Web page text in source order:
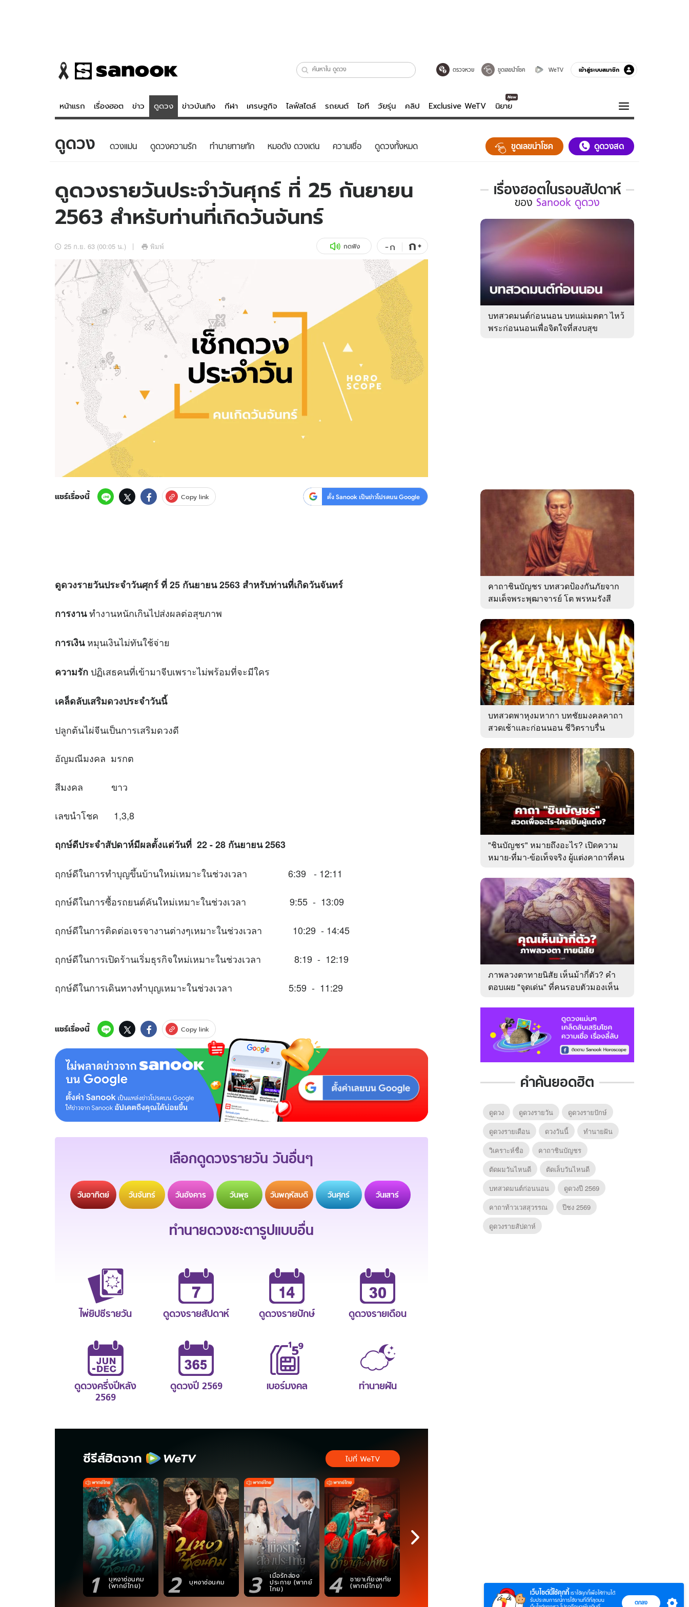
ตรวจหวย ขูดเลขนำโชค WeTV เข้าสู่ระบบสมาชิก
หน้าแรก เรื่องฮอต ข่าว ดูดวง ข่าวบันเทิง กีฬา เศรษฐกิจ ไลฟ์สไตล์ รถยนต์ ไอที วัยรุ่น คลิป Exclusive WeTV นิยาย
ข่าว
ข่าวบันเทิง
ข่าวกีฬา
ข่าวเศรษฐกิจ
อัปเดตจีน
เช็กข่าวชัวร์
ดูดวง - ตรวจหวย
สถิติหวยไทย
หวยลาว
ไลฟ์สไตล์
วัยรุ่น
ไอที
รถยนต์
สุขภาพ
Sanook Choice
ดูทีวี
WeTV
ความรู้รอบตัว
ฮาวทู
ดาวน์โหลดสนุกแอปฟรี ติดตามสนุกโซเชียลได้ที่
สงวนลิขสิทธิ์ ©2569 บริษัท อิมเมจ ฟิวเจอร์ (ประเทศไทย) จำกัด
ดูดวง ดวงแม่น ดูดวงความรัก ทํานายทายทัก หมอดัง ดวงเด่น ความเชื่อ ดูดวงทั้งหมด ขูดเลขนำโชค ดูดวงสด
ดูดวงรายวันประจำวันศุกร์ ที่ 25 กันยายน
2563 สำหรับท่านที่เกิดวันจันทร์
25 ก.ย. 63 (00:05 น.) พิมพ์ กดฟัง -ก ก+
แชร์เรื่องนี้ Copy link ตั้ง Sanook เป็นข่าวโปรดบน Google
ดูดวงรายวันประจำวันศุกร์ ที่ 25 กันยายน 2563 สำหรับท่านที่เกิดวันจันทร์
การงานทำงานหนักเกินไปส่งผลต่อสุขภาพ
การเงินหมุนเงินไม่ทันใช้จ่าย
ความรัก ปฏิเสธคนที่เข้ามาจีบเพราะไม่พร้อมที่จะมีใคร
เคล็ดลับเสริมดวงประจำวันนี้
ปลูกต้นไผ่จีนเป็นการเสริมดวงดี
อัญมณีมงคล มรกต
สีมงคล ขาว
เลขนำโชค 1,3,8
ฤกษ์ดีประจำสัปดาห์มีผลตั้งแต่วันที่ 22 - 28 กันยายน 2563
ฤกษ์ดีในการทำบุญขึ้นบ้านใหม่เหมาะในช่วงเวลา 6:39 - 12:11
ฤกษ์ดีในการซื้อรถยนต์คันใหม่เหมาะในช่วงเวลา 9:55 - 13:09
ฤกษ์ดีในการติดต่อเจรจางานต่างๆเหมาะในช่วงเวลา 10:29 - 14:45
ฤกษ์ดีในการเปิดร้านเริ่มธุรกิจใหม่เหมาะในช่วงเวลา 8:19 - 12:19
ฤกษ์ดีในการเดินทางทำบุญเหมาะในช่วงเวลา 5:59 - 11:29
แชร์เรื่องนี้ Copy link
เลือกดูดวงรายวัน วันอื่นๆ
วันอาทิตย์ วันจันทร์ วันอังคาร วันพุธ วันพฤหัสบดี วันศุกร์ วันเสาร์
ทำนายดวงชะตารูปแบบอื่น
ไพ่ยิปซีรายวัน ดูดวงรายสัปดาห์ ดูดวงรายปักษ์ ดูดวงรายเดือน
ดูดวงครึ่งปีหลัง
2569
ดูดวงปี 2569 เบอร์มงคล ทำนายฝัน
ซีรีส์ฮิตจาก
1 บุหงาซ่อนคม
(พากย์ไทย) 2 บุหงาซ่อนคม 3 เมื่อรักส่อง
ประกาย (พากย์
ไทย) 4 ชายาเคียงหทัย
(พากย์ไทย) 5 6 พบเธอ (พากย์
ไทย) 7 (Uncut Ver.) 8 (พาก
ไปที่ WeTV
เรื่องฮอตในรอบสัปดาห์
เรื่อง
ใน
รอบ
ของ
Sanook
ดูด
ของ Sanook ดูดวง
บทสวดมนต์ก่อนนอน บทแผ่เมตตา ไหว้
พระก่อนนอนเพื่อจิตใจที่สงบสุข
คาถาชินบัญชร บทสวดป้องกันภัยจาก
สมเด็จพระพุฒาจารย์ โต พรหมรังสี
บทสวดพาหุงมหากา บทชัยมงคลคาถา
สวดเช้าและก่อนนอน ชีวิตราบรื่น
"ชินบัญชร" หมายถึงอะไร? เปิดความ
หมาย-ที่มา-ข้อเท็จจริง ผู้แต่งคาถาที่คน
ภาพลวงตาทายนิสัย เห็นม้ากี่ตัว? คำ
ตอบเผย "จุดเด่น" ที่คนรอบตัวมองเห็น
คำค้นยอดฮิต
ดูดวง ดูดวงรายวัน
ดูดวงรายปักษ์
ดูดวงรายเดือน
ดวงวันนี้
ทํานายฝัน
วิเคราะห์ชื่อ
คาถาชินบัญชร
ตัดผมวันไหนดี
ตัดเล็บวันไหนดี
บทสวดมนต์ก่อนนอน
ดูดวงปี 2569
คาถาท้าวเวสสุวรรณ
ปีชง 2569
ดูดวงรายสัปดาห์
เว็บไซต์นี้ใช้คุกกี้ เราใช้คุกกี้เพื่อให้ท่านได้
รับประสบการณ์การใช้งานที่ดีที่สุดบน
ตกลง